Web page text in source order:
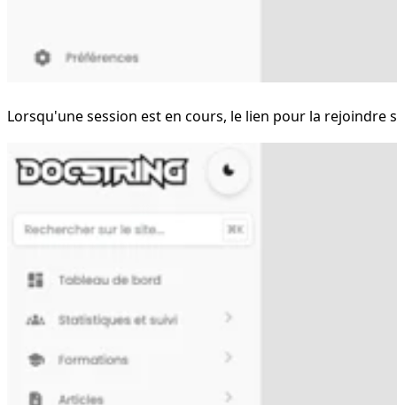
Lorsqu'une session est en cours, le lien pour la rejoindre